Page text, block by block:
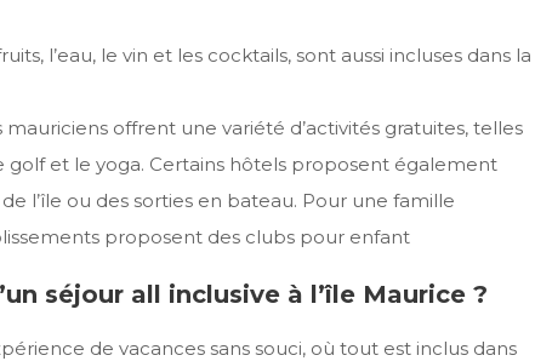
l’eau, le vin et les cocktails, sont aussi incluses dans la
offrent une variété d’activités gratuites, telles
golf et le yoga. Certains hôtels proposent également
l’île ou des sorties en bateau. Pour une famille
proposent des clubs pour enfant
séjour all inclusive à l’île Maurice ?
de vacances sans souci, où tout est inclus dans